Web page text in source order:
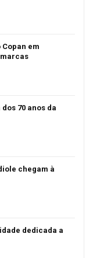
em
70 anos da
chegam à
dedicada a